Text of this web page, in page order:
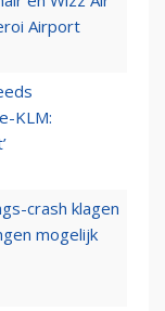
Airport
KLM:
crash klagen
mogelijk